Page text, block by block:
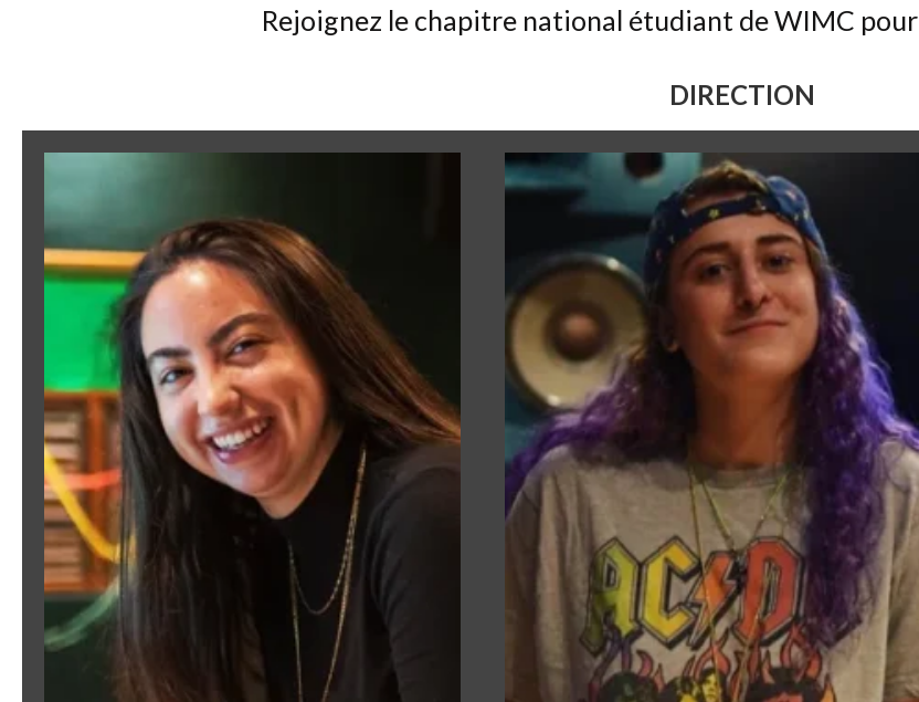
Rejoignez le chapitre national étudiant de WIMC pour
DIRECTION